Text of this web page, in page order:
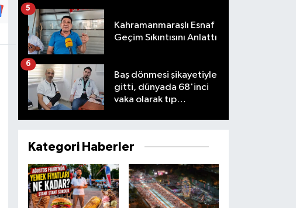
Kahramanmaraşlı Esnaf
Geçim Sıkıntısını Anlattı
5
Baş dönmesi şikayetiyle
gitti, dünyada 68'inci
vaka olarak tıp
6
Kategori Haberler